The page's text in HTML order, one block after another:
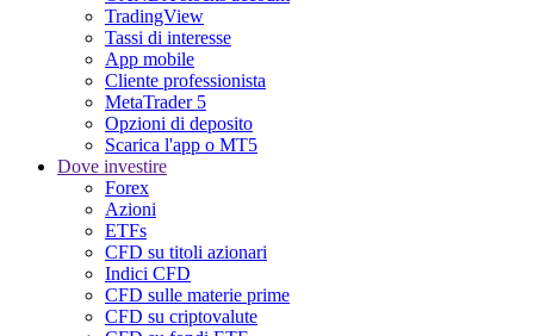
TradingView
Tassi di interesse
App mobile
Cliente professionista
MetaTrader 5
Opzioni di deposito
Scarica l'app o MT5
Dove investire
Forex
Azioni
ETFs
CFD su titoli azionari
Indici CFD
CFD sulle materie prime
CFD su criptovalute